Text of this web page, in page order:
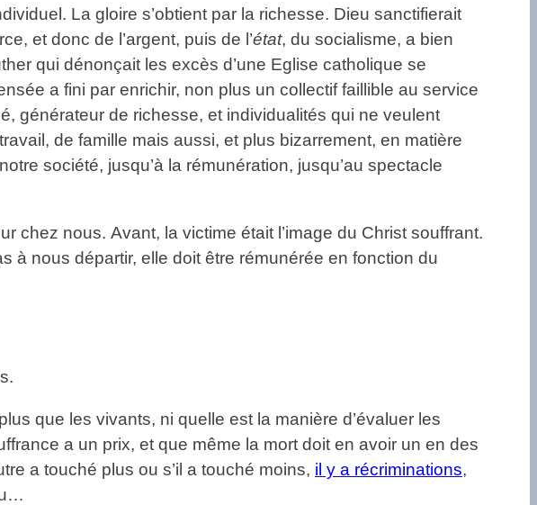
La gloire s’obtient par la richesse. Dieu sanctifierait
et donc de l’argent, puis de l’état, du socialisme, a bien
qui dénonçait les excès d’une Eglise catholique se
a fini par enrichir, non plus un collectif faillible au service
générateur de richesse, et individualités qui ne veulent
de famille mais aussi, et plus bizarrement, en matière
société, jusqu’à la rémunération, jusqu’au spectacle
chez nous. Avant, la victime était l’image du Christ souffrant.
à nous départir, elle doit être rémunérée en fonction du
que les vivants, ni quelle est la manière d’évaluer les
a un prix, et que même la mort doit en avoir un en des
a touché plus ou s’il a touché moins, il y a récriminations,